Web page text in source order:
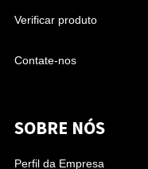
Verificar produto
Contate-nos
SOBRE NÓS
Perfil da Empresa